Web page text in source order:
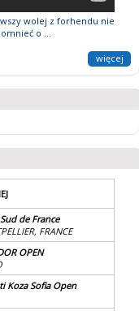
wolej z forhendu nie
o ...
więcej
de France
FRANCE
OPEN
Koza Sofia Open